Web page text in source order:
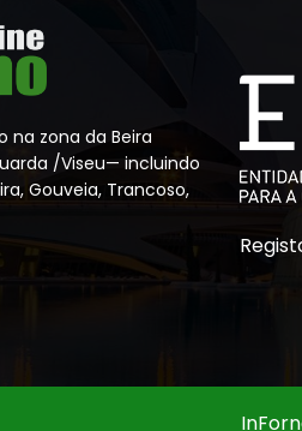
na zona da Beira
/Viseu— incluindo
Gouveia, Trancoso,